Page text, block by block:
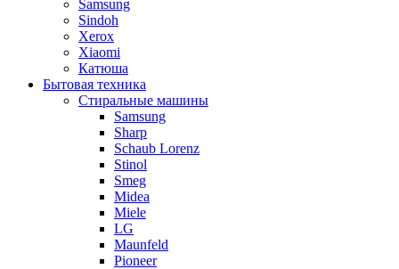
Samsung
Sindoh
Xerox
Xiaomi
Катюша
Бытовая техника
Стиральные машины
Samsung
Sharp
Schaub Lorenz
Stinol
Smeg
Midea
Miele
LG
Maunfeld
Pioneer